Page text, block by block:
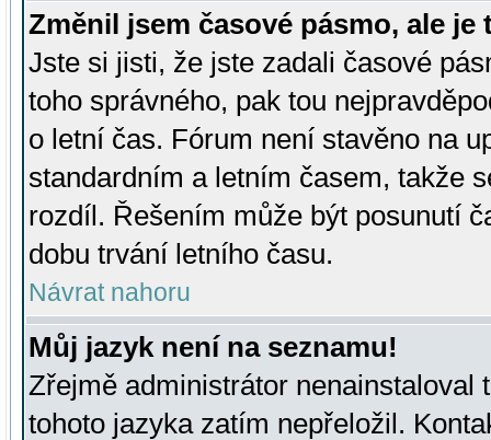
Změnil jsem časové pásmo, ale je
Jste si jisti, že jste zadali časové
toho správného, pak tou
o letní čas. Fórum není stavěno na
standardním a letním časem, takže
rozdíl. Řešením může být posunutí
dobu trvání letního času.
Návrat nahoru
Můj jazyk není na seznamu!
Zřejmě administrátor nenainstaloval
tohoto jazyka zatím nepřeložil.